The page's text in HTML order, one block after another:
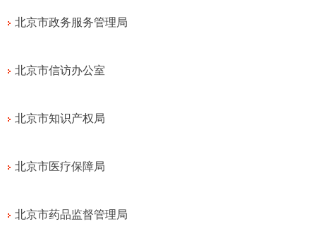
北京市政务服务管理局
北京市信访办公室
北京市知识产权局
北京市医疗保障局
北京市药品监督管理局